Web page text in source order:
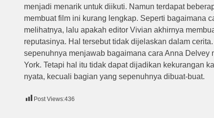
menjadi menarik untuk diikuti. Namun terdapat
membuat film ini kurang lengkap. Seperti bagaimana
melihatnya, lalu apakah editor Vivian akhirnya
reputasinya. Hal tersebut tidak dijelaskan dalam cerita.
sepenuhnya menjawab bagaimana cara Anna
York. Tetapi hal itu tidak dapat dijadikan kekurangan
nyata, kecuali bagian yang sepenuhnya dibuat-buat.
Post Views:436